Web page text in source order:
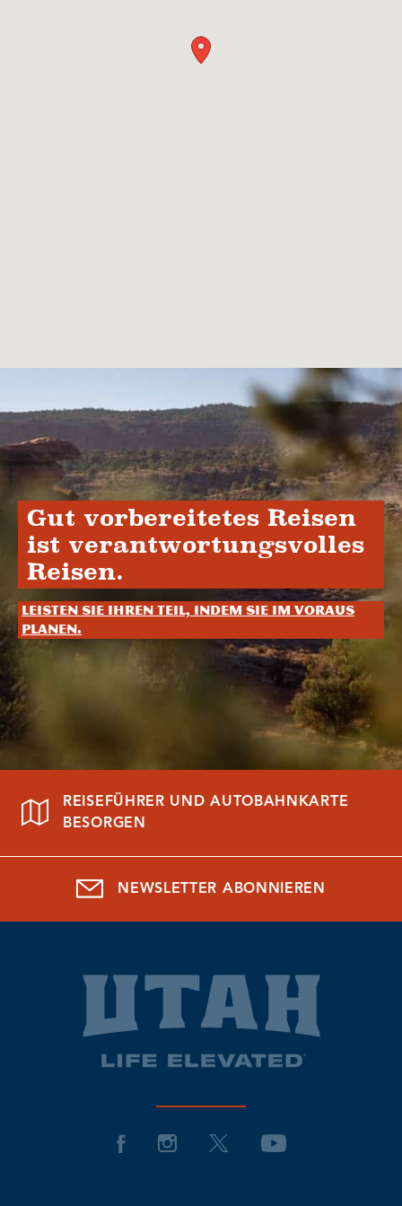
Gut vorbereitetes Reisen
ist verantwortungsvolles
Reisen.
Leisten Sie Ihren Teil, indem Sie im Voraus
planen.
REISEFÜHRER UND AUTOBAHNKARTE
BESORGEN
NEWSLETTER ABONNIEREN